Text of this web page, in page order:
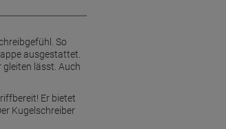
So
ausgestattet.
lässt. Auch
Er bietet
Kugelschreiber